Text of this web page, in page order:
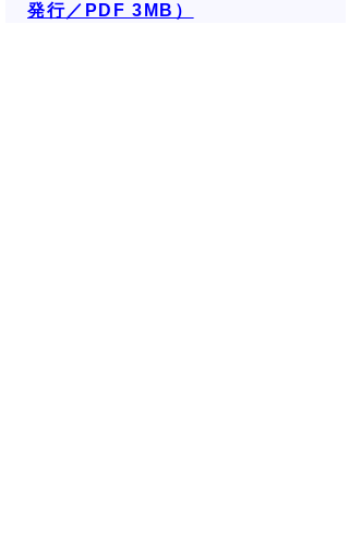
発行／PDF 3MB）